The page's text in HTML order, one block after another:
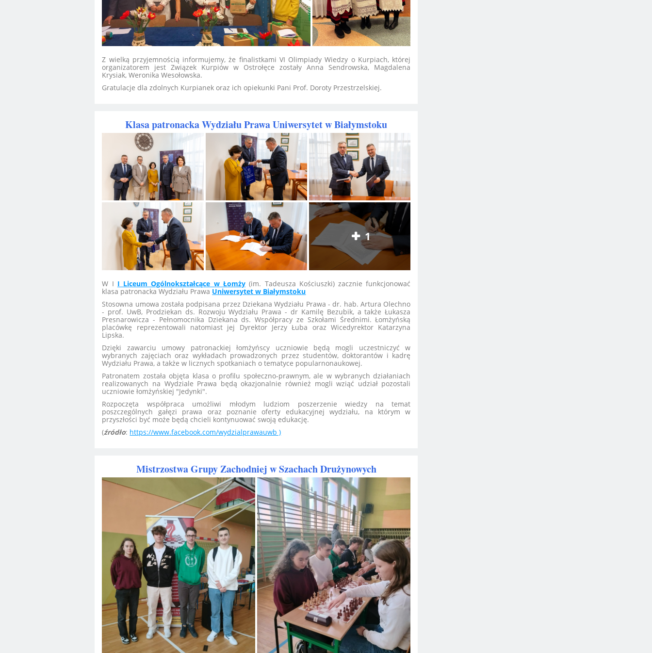
Z wielką przyjemnością informujemy, że finalistkami VI Olimpiady Wiedzy o Kurpiach, której
organizatorem jest Związek Kurpiów w Ostrołęce zostały Anna Sendrowska, Magdalena
Krysiak, Weronika Wesołowska.
Gratulacje dla zdolnych Kurpianek oraz ich opiekunki Pani Prof. Doroty Przestrzelskiej.
Klasa patronacka Wydziału Prawa Uniwersytet w Białymstoku
1
W I I Liceum Ogólnokształcące w Łomży(im. Tadeusza Kościuszki) zacznie funkcjonować
klasa patronacka Wydziału Prawa Uniwersytet w Białymstoku
Stosowna umowa została podpisana przez Dziekana Wydziału Prawa - dr. hab. Artura Olechno
- prof. UwB, Prodziekan ds. Rozwoju Wydziału Prawa - dr Kamilę Bezubik, a także Łukasza
Presnarowicza - Pełnomocnika Dziekana ds. Współpracy ze Szkołami Średnimi. Łomżyńską
placówkę reprezentowali natomiast jej Dyrektor Jerzy Łuba oraz Wicedyrektor Katarzyna
Lipska.
Dzięki zawarciu umowy patronackiej łomżyńscy uczniowie będą mogli uczestniczyć w
wybranych zajęciach oraz wykładach prowadzonych przez studentów, doktorantów i kadrę
Wydziału Prawa, a także w licznych spotkaniach o tematyce popularnonaukowej.
Patronatem została objęta klasa o profilu społeczno-prawnym, ale w wybranych działaniach
realizowanych na Wydziale Prawa będą okazjonalnie również mogli wziąć udział pozostali
uczniowie łomżyńskiej "Jedynki".
Rozpoczęta współpraca umożliwi młodym ludziom poszerzenie wiedzy na temat
poszczególnych gałęzi prawa oraz poznanie oferty edukacyjnej wydziału, na którym w
przyszłości być może będą chcieli kontynuować swoją edukację.
(źródło: https://www.facebook.com/wydzialprawauwb )
Mistrzostwa Grupy Zachodniej w Szachach Drużynowych